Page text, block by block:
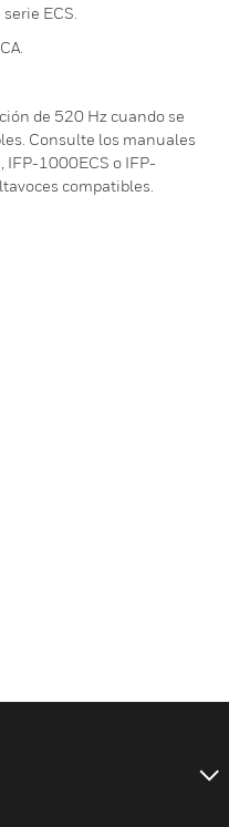
ECS.
de 520 Hz cuando se
Consulte los manuales
IFP-1000ECS o IFP-
compatibles.